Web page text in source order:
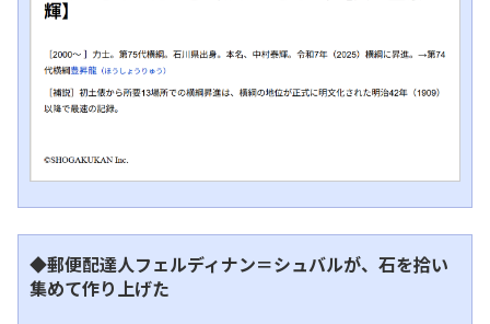
◆郵便配達人フェルディナン＝シュバルが、石を拾い
集めて作り上げた